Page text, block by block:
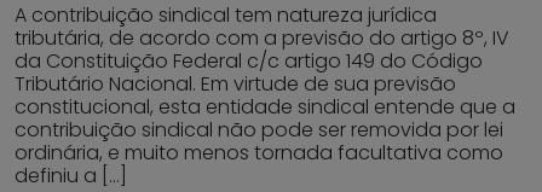
A contribuição sindical tem natureza jurídica
tributária, de acordo com a previsão do artigo 8º, IV
da Constituição Federal c/c artigo 149 do Código
Tributário Nacional. Em virtude de sua previsão
constitucional, esta entidade sindical entende que a
contribuição sindical não pode ser removida por lei
ordinária, e muito menos tornada facultativa como
definiu a […]